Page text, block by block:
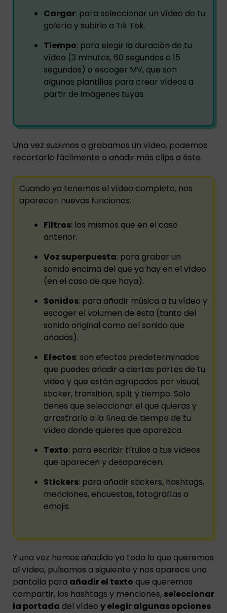
Cargar: para seleccionar un vídeo de tu
galería y subirlo a Tik Tok.
Tiempo: para elegir la duración de tu
vídeo (3 minutos, 60 segundos o 15
segundos) o escoger MV, que son
algunas plantillas para crear vídeos a
partir de imágenes tuyas.
Una vez subimos o grabamos un vídeo, podemos
recortarlo fácilmente o añadir más clips a éste.
Cuando ya tenemos el vídeo completo, nos
aparecen nuevas funciones:
Filtros: los mismos que en el caso
anterior.
Voz superpuesta: para grabar un
sonido encima del que ya hay en el vídeo
(en el caso de que haya).
Sonidos: para añadir música a tu vídeo y
escoger el volumen de ésta (tanto del
sonido original como del sonido que
añadas).
Efectos: son efectos predeterminados
que puedes añadir a ciertas partes de tu
video y que están agrupados por visual,
sticker, transition, split y tiempo. Solo
tienes que seleccionar el que quieras y
arrastrarlo a la línea de tiempo de tu
vídeo donde quieres que aparezca.
Texto: para escribir títulos a tus vídeos
que aparecen y desaparecen.
Stickers: para añadir stickers, hashtags,
menciones, encuestas, fotografías o
emojis.
Y una vez hemos añadido ya todo lo que queremos
al vídeo, pulsamos a siguiente y nos aparece una
pantalla para añadir el texto que queremos
compartir, los hashtags y menciones, seleccionar
la portada del vídeo y elegir algunas opciones